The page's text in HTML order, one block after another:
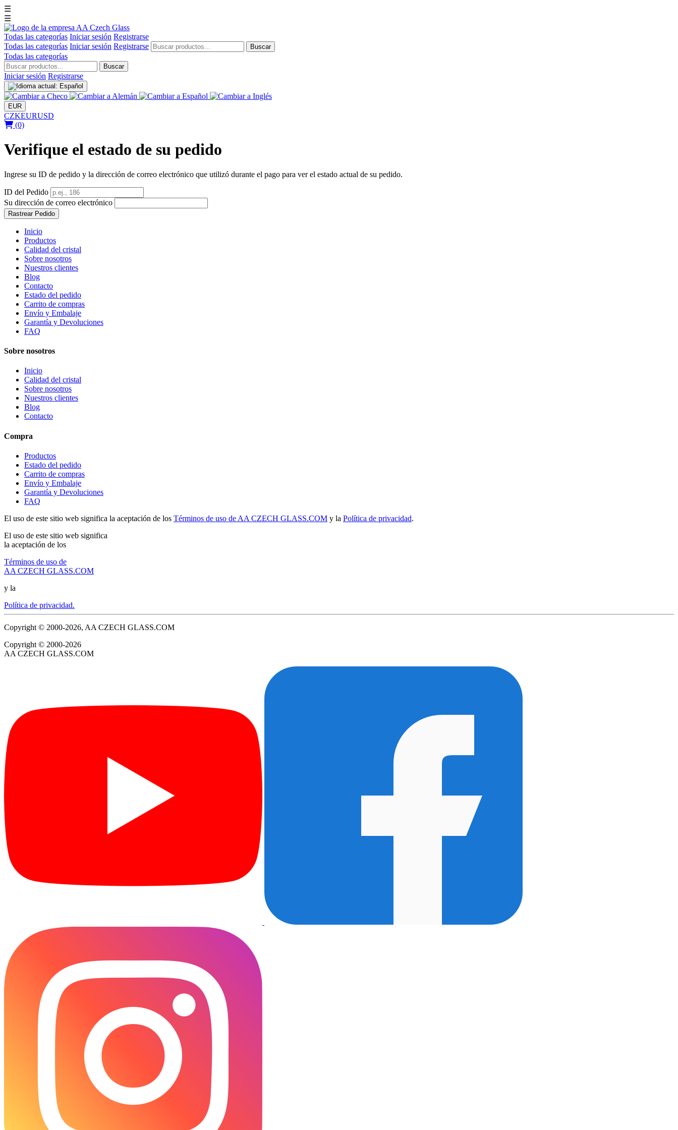
☰
☰
Todas las categorías Iniciar sesión Registrarse
Todas las categorías Iniciar sesión Registrarse Buscar
Todas las categorías
Buscar
Iniciar sesión Registrarse
EUR
CZKEURUSD
(0)
Verifique el estado de su pedido
Ingrese su ID de pedido y la dirección de correo electrónico que utilizó durante el pago para ver el estado actual de su pedido.
ID del Pedido
Su dirección de correo electrónico
Rastrear Pedido
Inicio
Productos
Calidad del cristal
Sobre nosotros
Nuestros clientes
Blog
Contacto
Estado del pedido
Carrito de compras
Envío y Embalaje
Garantía y Devoluciones
FAQ
Sobre nosotros
Inicio
Calidad del cristal
Sobre nosotros
Nuestros clientes
Blog
Contacto
Compra
Productos
Estado del pedido
Carrito de compras
Envío y Embalaje
Garantía y Devoluciones
FAQ
El uso de este sitio web significa la aceptación de los Términos de uso de AA CZECH GLASS.COM y la Política de privacidad.
El uso de este sitio web significa
la aceptación de los
Términos de uso de
AA CZECH GLASS.COM
y la
Política de privacidad.
Copyright © 2000-2026, AA CZECH GLASS.COM
Copyright © 2000-2026
AA CZECH GLASS.COM